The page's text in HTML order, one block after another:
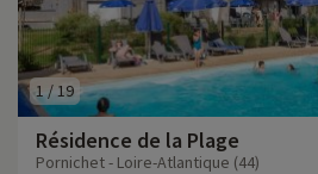
1 /19
Résidence de la Plage
Pornichet - Loire-Atlantique (44)